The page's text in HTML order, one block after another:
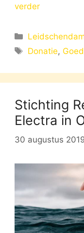
verder
Categorieën
Tags
Donatie,
Stichting
Electra in
30 augustus